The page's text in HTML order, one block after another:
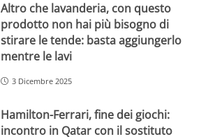
Altro che lavanderia, con questo
prodotto non hai più bisogno di
stirare le tende: basta aggiungerlo
mentre le lavi
3 Dicembre 2025
Hamilton-Ferrari, fine dei giochi:
incontro in Qatar con il sostituto